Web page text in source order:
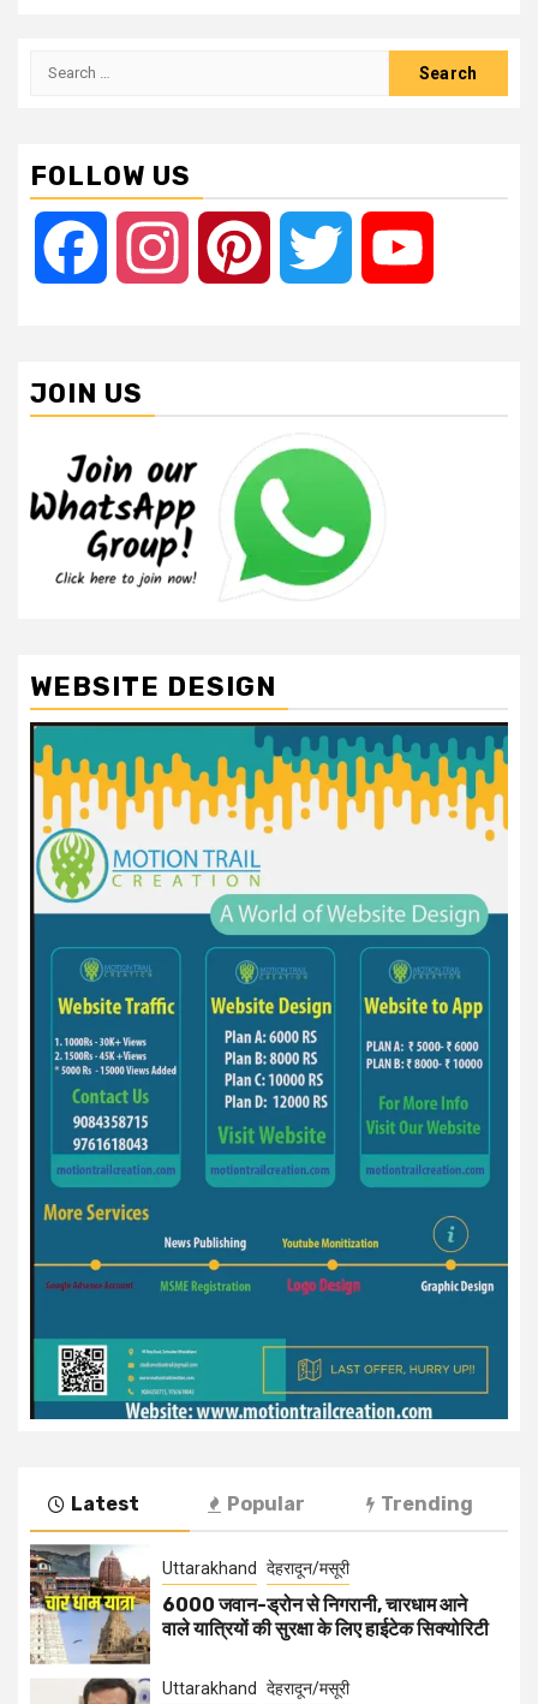
Search
FOLLOW US
Facebook Instagram Pinterest Twitter
JOIN US
WEBSITE DESIGN
Latest Popular Trending
Uttarakhand देहरादून/मसूरी
6000 जवान-ड्रोन से निगरानी, चारधाम आने
वाले यात्रियों की सुरक्षा के लिए हाईटेक सिक्योरिटी
Uttarakhand देहरादून/मसूरी